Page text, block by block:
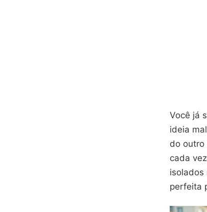
Você já
ideia
do outro
cada
isolados
perfeita